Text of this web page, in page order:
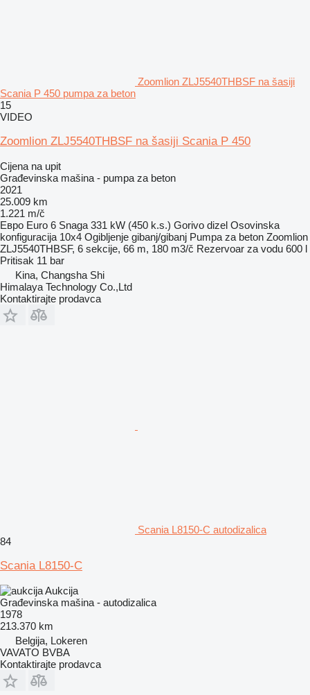
Zoomlion ZLJ5540THBSF na šasiji
Scania P 450 pumpa za beton
15
VIDEO
Zoomlion ZLJ5540THBSF na šasiji Scania P 450
Cijena na upit
Građevinska mašina - pumpa za beton
2021
25.009 km
1.221 m/č
Евро Euro 6 Snaga 331 kW (450 k.s.) Gorivo dizel Osovinska
konfiguracija 10x4 Ogibljenje gibanj/gibanj Pumpa za beton Zoomlion
ZLJ5540THBSF, 6 sekcije, 66 m, 180 m3/č Rezervoar za vodu 600 l
Pritisak 11 bar
Kina, Changsha Shi
Himalaya Technology Co.,Ltd
Kontaktirajte prodavca
Scania L8150-C autodizalica
84
Scania L8150-C
Aukcija
Građevinska mašina - autodizalica
1978
213.370 km
Belgija, Lokeren
VAVATO BVBA
Kontaktirajte prodavca